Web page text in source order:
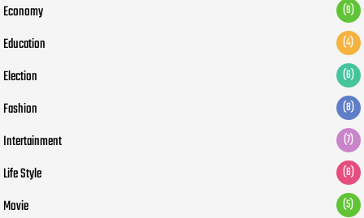
Economy (9)
Education (4)
Election (6)
Fashion (8)
Intertainment (7)
Life Style (6)
Movie (5)